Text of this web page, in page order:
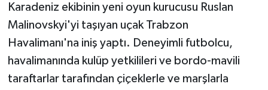
Karadeniz ekibinin yeni oyun kurucusu Ruslan
Malinovskyi'yi taşıyan uçak Trabzon
Havalimanı'na iniş yaptı. Deneyimli futbolcu,
havalimanında kulüp yetkilileri ve bordo-mavili
taraftarlar tarafından çiçeklerle ve marşlarla
Resmi İlanlar
SAĞLIK
Savaştepe